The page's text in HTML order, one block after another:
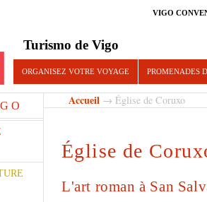
VIGO
Turismo de Vigo
ORGANISEZ VOTRE VOYAGE PROMENADES
Accueil → Église de Coruxo
Église de
L'art roman à San